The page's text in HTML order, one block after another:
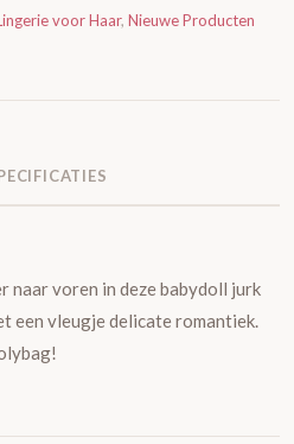
voor Haar, Nieuwe Producten
naar voren in deze babydoll jurk
een vleugje delicate romantiek.